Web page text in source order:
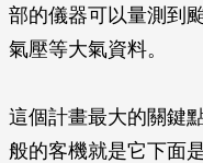
部的儀器可以量測到
氣壓等大氣資料。
這個計畫最大的關鍵
般的客機就是它下面